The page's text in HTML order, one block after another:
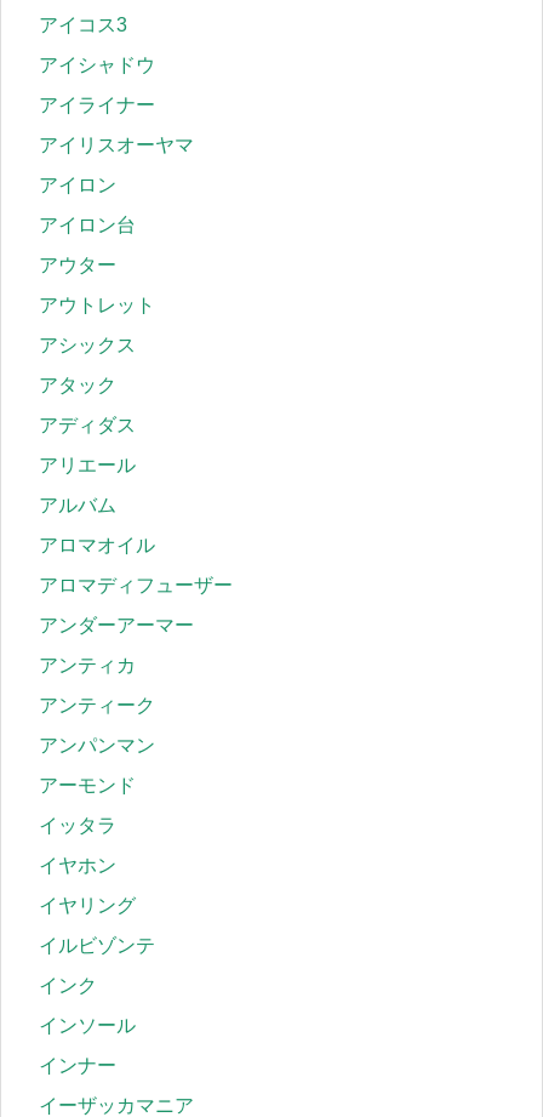
アイコス3
アイシャドウ
アイライナー
アイリスオーヤマ
アイロン
アイロン台
アウター
アウトレット
アシックス
アタック
アディダス
アリエール
アルバム
アロマオイル
アロマディフューザー
アンダーアーマー
アンティカ
アンティーク
アンパンマン
アーモンド
イッタラ
イヤホン
イヤリング
イルビゾンテ
インク
インソール
インナー
イーザッカマニア